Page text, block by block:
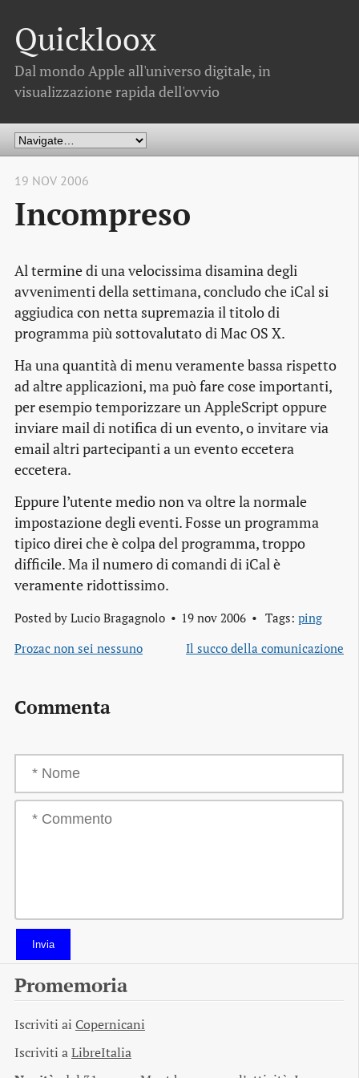
Quickloox
Dal mondo Apple all'universo digitale, in
visualizzazione rapida dell'ovvio
19 NOV 2006
Incompreso
Al termine di una velocissima disamina degli
avvenimenti della settimana, concludo che iCal si
aggiudica con netta supremazia il titolo di
programma più sottovalutato di Mac OS X.
Ha una quantità di menu veramente bassa rispetto
ad altre applicazioni, ma può fare cose importanti,
per esempio temporizzare un AppleScript oppure
inviare mail di notifica di un evento, o invitare via
email altri partecipanti a un evento eccetera
eccetera.
Eppure l’utente medio non va oltre la normale
impostazione degli eventi. Fosse un programma
tipico direi che è colpa del programma, troppo
difficile. Ma il numero di comandi di iCal è
veramente ridottissimo.
Posted by Lucio Bragagnolo 19 nov 2006 Tags: ping
Prozac non sei nessuno
Il succo della comunicazione
Commenta
Invia
Promemoria
Iscriviti ai Copernicani
Iscriviti aLibreItalia